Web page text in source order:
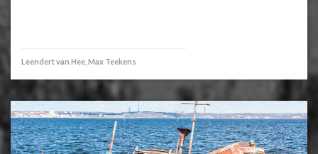
Leendert van Hee, Max Teekens